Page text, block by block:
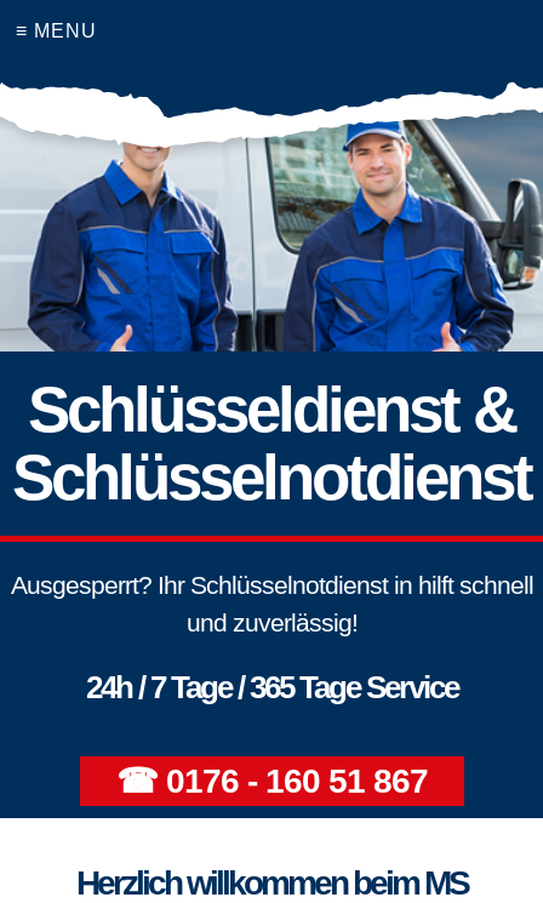
≡ MENU
Schlüsseldienst &
Schlüsselnotdienst
Ausgesperrt? Ihr Schlüsselnotdienst in hilft schnell
und zuverlässig!
24h / 7 Tage / 365 Tage Service
☎ 0176 - 160 51 867
Herzlich willkommen beim MS